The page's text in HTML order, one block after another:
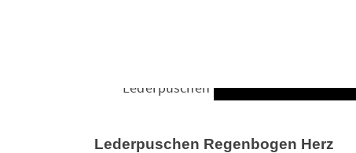
Dieses Produkt weist mehrere Varianten auf. Die Optionen können auf der Produktseite gewählt werden
Lederpuschen Regenbogen Herz